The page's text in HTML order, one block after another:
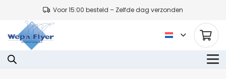
Voor 15:00 besteld – Zelfde dag verzonden